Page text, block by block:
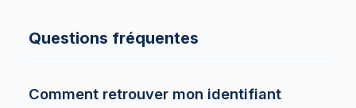
Questions fréquentes
Comment retrouver mon identifiant